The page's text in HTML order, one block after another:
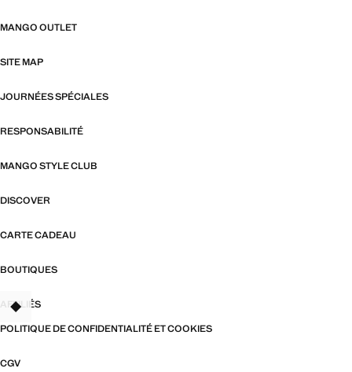
MANGO OUTLET
SITE MAP
JOURNÉES SPÉCIALES
RESPONSABILITÉ
MANGO STYLE CLUB
DISCOVER
CARTE CADEAU
BOUTIQUES
AFFILIÉS
POLITIQUE DE CONFIDENTIALITÉ ET COOKIES
CGV